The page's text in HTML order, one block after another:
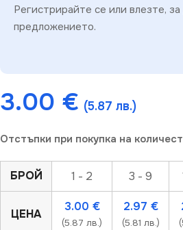
Регистрирайте се или влезте,
предложението.
3.00 € (5.87 лв.)
Отстъпки при покупка на
БРОЙ 1 - 2 3 - 9
ЦЕНА
3.00 €
(5.87 лв.)
2.97 €
(5.81 лв.)